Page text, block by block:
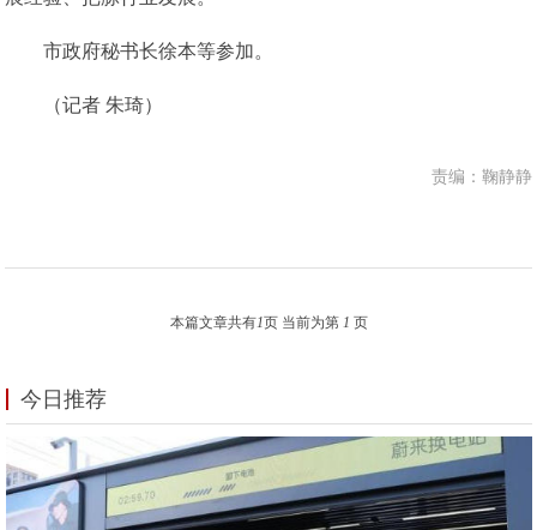
市政府秘书长徐本等参加。
（记者 朱琦）
责编：鞠静静
本篇文章共有1页 当前为第 1 页
今日推荐